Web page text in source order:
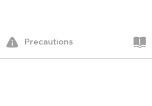
Precautions